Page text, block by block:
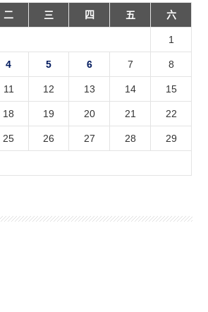
二 三 四 五 六
1
4 5 6 7 8
11 12 13 14 15
18 19 20 21 22
25 26 27 28 29